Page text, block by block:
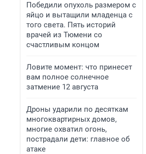
Победили опухоль размером с
яйцо и вытащили младенца с
того света. Пять историй
врачей из Тюмени со
счастливым концом
Ловите момент: что принесет
вам полное солнечное
затмение 12 августа
Дроны ударили по десяткам
многоквартирных домов,
многие охватил огонь,
пострадали дети: главное об
атаке